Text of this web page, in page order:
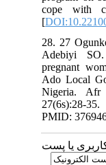
[
28.
Ado
پست